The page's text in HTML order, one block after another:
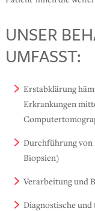
UNSER
UMFASST:
Erstabklärung
Erkrankungen
Durchführung von
Biopsien)
Verarbeitung und
Diagnostische